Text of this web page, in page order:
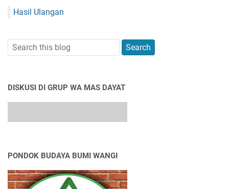
Hasil Ulangan
DISKUSI DI GRUP WA MAS DAYAT
PONDOK BUDAYA BUMI WANGI